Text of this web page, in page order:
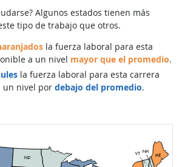
Algunos estados tienen más
tipo de trabajo que otros.
la fuerza laboral para esta
a un nivel mayor que el promedio.
la fuerza laboral para esta carrera
un nivel por debajo del promedio.